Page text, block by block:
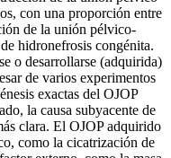
con una proporción entre
de la unión pélvico-
hidronefrosis congénita.
o desarrollarse (adquirida)
de varios experimentos
exactas del OJOP
la causa subyacente de
clara. El OJOP adquirido
como la cicatrización de